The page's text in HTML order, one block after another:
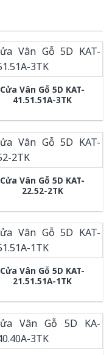
Cửa Vân Gỗ 5D KAT-
41.51.51A-3TK
Cửa Vân Gỗ 5D KAT-
22.52-2TK
Cửa Vân Gỗ 5D KAT-
21.51.51A-1TK